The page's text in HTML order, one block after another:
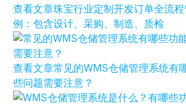
查看文章珠宝行业定制开发订单全流
例：包含设计、采购、制造、质检
查看文章常见的WMS仓储管理系统有
些问题需要注意？